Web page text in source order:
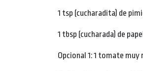
1 tsp (cucharadita) de
1 tbsp (cucharada) de
Opcional 1: 1 tomate muy